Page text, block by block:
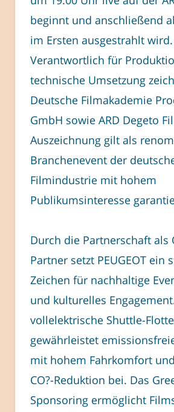
beginnt und anschließend
im Ersten ausgestrahlt wird.
Verantwortlich für
technische Umsetzung
Deutsche Filmakademie
GmbH sowie ARD Degeto
Auszeichnung gilt als
Branchenevent der
Filmindustrie mit hohem
Publikumsinteresse
Durch die Partnerschaft als
Partner setzt PEUGEOT ein
Zeichen für nachhaltige
und kulturelles
vollelektrische Shuttle-Flotte
gewährleistet
mit hohem Fahrkomfort
CO?-Reduktion bei. Das
Sponsoring ermöglicht